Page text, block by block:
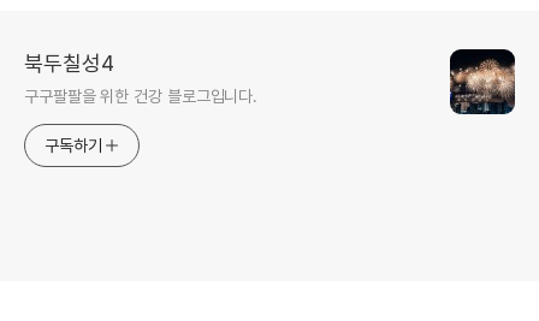
북두칠성4
구구팔팔을 위한 건강 블로그입니다.
구독하기